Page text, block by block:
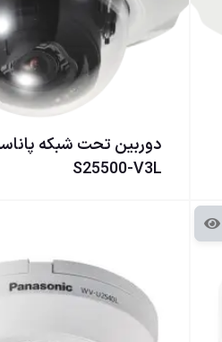
S25500-V3L